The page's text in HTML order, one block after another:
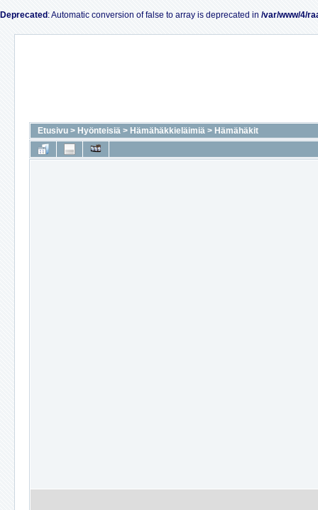
Deprecated : Automatic conversion of false to array is deprecated in /var/www/4/
Etusivu > Hyönteisiä > Hämähäkkieläimiä > Hämähäkit